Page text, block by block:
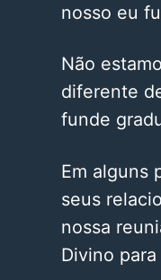
nosso eu
Não
diferente
funde
Em alguns
seus
nossa
Divino para